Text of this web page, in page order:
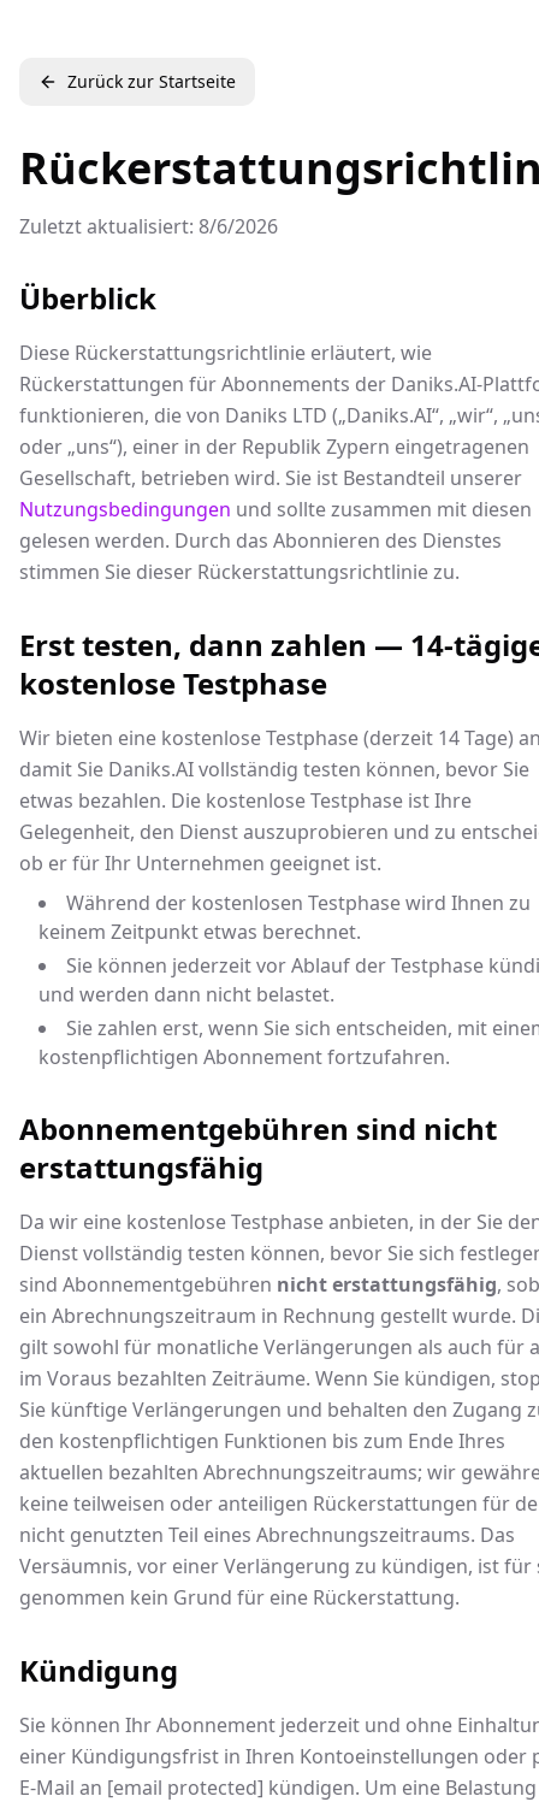
Zurück zur Startseite
Zuletzt aktualisiert: 8/6/2026
Überblick
Diese Rückerstattungsrichtlinie erläutert, wie
Rückerstattungen für Abonnements der Daniks.AI-
funktionieren, die von Daniks LTD („Daniks.AI“, „wir“,
oder „uns“), einer in der Republik Zypern eingetragenen
Gesellschaft, betrieben wird. Sie ist Bestandteil unserer
Nutzungsbedingungen und sollte zusammen mit diesen
gelesen werden. Durch das Abonnieren des Dienstes
stimmen Sie dieser Rückerstattungsrichtlinie zu.
Erst testen, dann zahlen — 14-
kostenlose Testphase
Wir bieten eine kostenlose Testphase (derzeit 14 Tage)
damit Sie Daniks.AI vollständig testen können, bevor Sie
etwas bezahlen. Die kostenlose Testphase ist Ihre
Gelegenheit, den Dienst auszuprobieren und zu
ob er für Ihr Unternehmen geeignet ist.
Während der kostenlosen Testphase wird Ihnen zu
keinem Zeitpunkt etwas berechnet.
Sie können jederzeit vor Ablauf der Testphase
und werden dann nicht belastet.
Sie zahlen erst, wenn Sie sich entscheiden, mit
kostenpflichtigen Abonnement fortzufahren.
Abonnementgebühren sind nicht
erstattungsfähig
Da wir eine kostenlose Testphase anbieten, in der Sie
Dienst vollständig testen können, bevor Sie sich
sind Abonnementgebühren nicht erstattungsfähig,
ein Abrechnungszeitraum in Rechnung gestellt wurde.
gilt sowohl für monatliche Verlängerungen als auch für
im Voraus bezahlten Zeiträume. Wenn Sie kündigen,
Sie künftige Verlängerungen und behalten den Zugang
den kostenpflichtigen Funktionen bis zum Ende Ihres
aktuellen bezahlten Abrechnungszeitraums; wir
keine teilweisen oder anteiligen Rückerstattungen für
nicht genutzten Teil eines Abrechnungszeitraums. Das
Versäumnis, vor einer Verlängerung zu kündigen, ist für
genommen kein Grund für eine Rückerstattung.
Kündigung
Sie können Ihr Abonnement jederzeit und ohne
einer Kündigungsfrist in Ihren Kontoeinstellungen oder
E-Mail an [email protected] kündigen. Um eine